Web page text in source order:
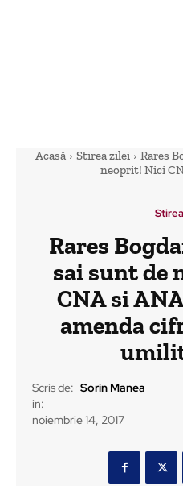
Acasă Stirea zilei
Rares
neoprit! Nici
Rares
sai sunt de
CNA si
amenda
Scris de: Sorin Manea
in:
noiembrie 14, 2017